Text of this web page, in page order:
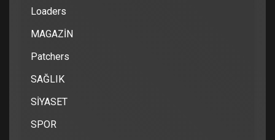
Loaders
MAGAZİN
Patchers
SAĞLIK
SİYASET
SPOR